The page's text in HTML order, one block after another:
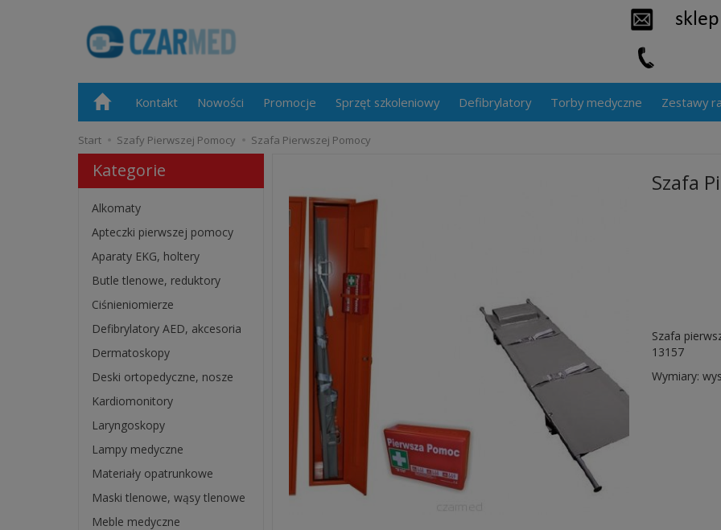
Kontakt Nowości Promocje Sprzęt szkoleniowy Defibrylatory Torby medyczne Zestawy
Start Szafy Pierwszej Pomocy Szafa Pierwszej Pomocy
Szafa
Szafa
13157
Wymiary:
Kategorie
Alkomaty
Apteczki pierwszej pomocy
Aparaty EKG, holtery
Butle tlenowe, reduktory
Ciśnieniomierze
Defibrylatory AED, akcesoria
Dermatoskopy
Deski ortopedyczne, nosze
Kardiomonitory
Laryngoskopy
Lampy medyczne
Materiały opatrunkowe
Maski tlenowe, wąsy tlenowe
Meble medyczne